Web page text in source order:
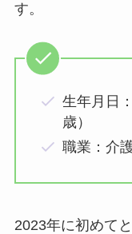
す。
生年月日
歳）
職業：介
2023年に初めて